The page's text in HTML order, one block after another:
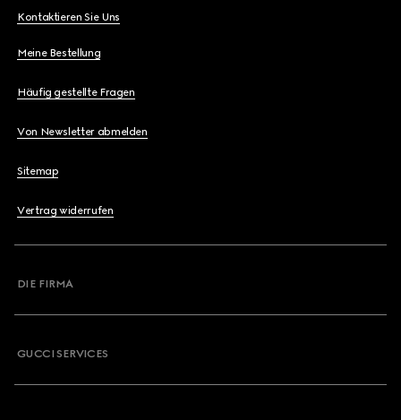
Kontaktieren Sie Uns
Meine Bestellung
Häufig gestellte Fragen
Von Newsletter abmelden
Sitemap
Vertrag widerrufen
DIE FIRMA
GUCCI SERVICES